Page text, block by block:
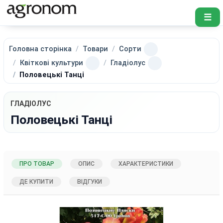
☰
Головна сторінка Товари
Сорти
Квіткові культури
Гладіолус
Половецькі Танці
ГЛАДІОЛУС
Половецькі Танці
ПРО ТОВАР ОПИС ХАРАКТЕРИСТИКИ
ДЕ КУПИТИ ВІДГУКИ